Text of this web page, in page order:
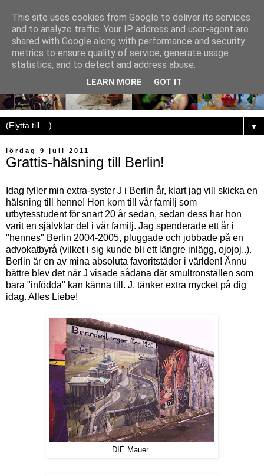
▼
lördag 9 juli 2011
Grattis-hälsning till Berlin!
Idag fyller min extra-syster J i Berlin år, klart jag vill skicka en
hälsning till henne! Hon kom till vår familj som
utbytesstudent för snart 20 år sedan, sedan dess har hon
varit en självklar del i vår familj. Jag spenderade ett år i
"hennes" Berlin 2004-2005, pluggade och jobbade på en
advokatbyrå (vilket i sig kunde bli ett längre inlägg, ojojoj..).
Berlin är en av mina absoluta favoritstäder i världen! Ännu
bättre blev det när J visade sådana där smultronställen som
bara "infödda" kan känna till. J, tänker extra mycket på dig
idag. Alles Liebe!
DIE Mauer.
This site uses cookies from Google to deliver its services
and to analyze traffic. Your IP address and user-agent are
shared with Google along with performance and security
metrics to ensure quality of service, generate usage
statistics, and to detect and address abuse.
LEARN MORE GOT IT